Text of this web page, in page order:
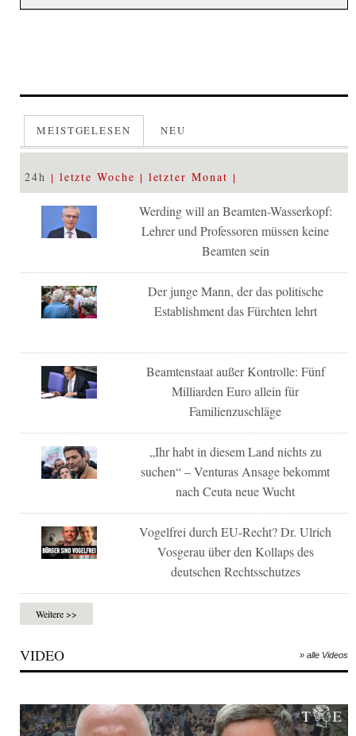
MEISTGELESEN NEU
24h letzte Woche letzter Monat
Werding will an Beamten-Wasserkopf:
Lehrer und Professoren müssen keine
Beamten sein
Der junge Mann, der das politische
Establishment das Fürchten lehrt
Beamtenstaat außer Kontrolle: Fünf
Milliarden Euro allein für
Familienzuschläge
„Ihr habt in diesem Land nichts zu
suchen“ – Venturas Ansage bekommt
nach Ceuta neue Wucht
Vogelfrei durch EU-Recht? Dr. Ulrich
Vosgerau über den Kollaps des
deutschen Rechtsschutzes
Weitere >>
VIDEO » alle Videos